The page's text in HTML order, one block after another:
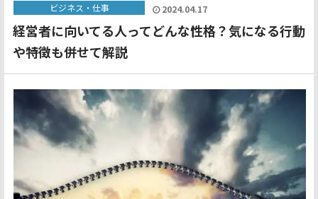
ビジネス・仕事 2024.04.17
経営者に向いてる人ってどんな性格？気になる行動
や特徴も併せて解説